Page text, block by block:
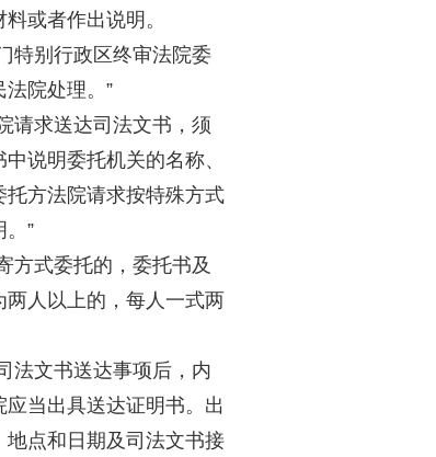
或者作出说明。
特别行政区终审法院委
院处理。”
请求送达司法文书，须
说明委托机关的名称、
方法院请求按特殊方式
”
方式委托的，委托书及
人以上的，每人一式两
法文书送达事项后，内
当出具送达证明书。出
点和日期及司法文书接